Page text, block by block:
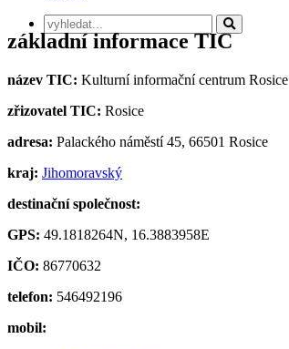
základní informace TIC
název TIC: Kulturní informační centrum Rosice
zřizovatel TIC: Rosice
adresa: Palackého náměstí 45, 66501 Rosice
kraj: Jihomoravský
destinační společnost:
GPS: 49.1818264N, 16.3883958E
IČO: 86770632
telefon: 546492196
mobil: